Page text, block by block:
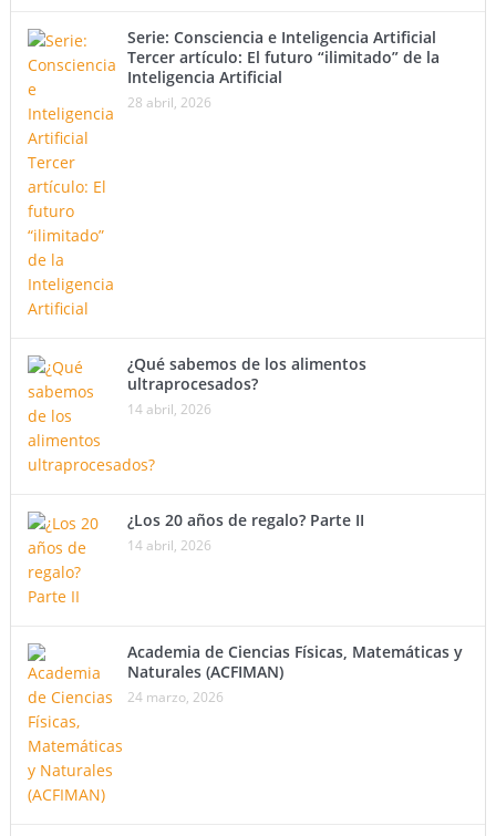
Serie: Consciencia e Inteligencia Artificial
Tercer artículo: El futuro “ilimitado” de la
Inteligencia Artificial
28 abril, 2026
¿Qué sabemos de los alimentos
ultraprocesados?
14 abril, 2026
¿Los 20 años de regalo? Parte II
14 abril, 2026
Academia de Ciencias Físicas, Matemáticas y
Naturales (ACFIMAN)
24 marzo, 2026